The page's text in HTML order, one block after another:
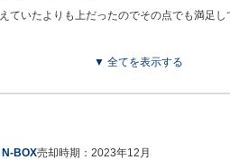
ていたよりも上だったのでその点でも満足
す。 今後ともどうぞ宜しくお願い致します
▼ 全てを表示する
BOX売却時期： 2023年12月